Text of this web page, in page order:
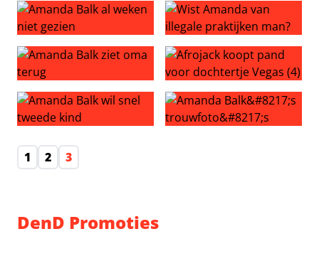
Amanda Balk al weken niet gezienWist Amanda van illegale
Amanda Balk ziet oma terugAfrojack koopt pand voor
1
2 3
DenD Promoties